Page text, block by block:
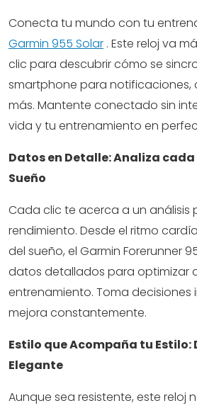
Conecta tu mundo con tu
Garmin 955 Solar . Este reloj va
clic para descubrir cómo se
smartphone para notificaciones,
más. Mantente conectado sin
vida y tu entrenamiento en
Datos en Detalle: Analiza
Sueño
Cada clic te acerca a un análisis
rendimiento. Desde el ritmo
del sueño, el Garmin Forerunner
datos detallados para optimizar
entrenamiento. Toma decisiones
mejora constantemente.
Estilo que Acompaña tu Estilo:
Elegante
Aunque sea resistente, este reloj